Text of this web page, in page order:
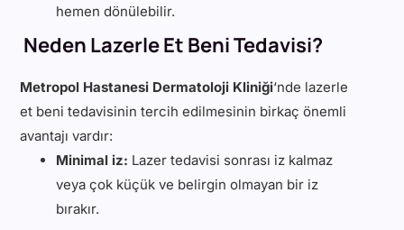
hemen dönülebilir.
Neden Lazerle Et Beni Tedavisi?
Metropol Hastanesi Dermatoloji Kliniği‘nde lazerle
et beni tedavisinin tercih edilmesinin birkaç önemli
avantajı vardır:
Minimal iz: Lazer tedavisi sonrası iz kalmaz
veya çok küçük ve belirgin olmayan bir iz
bırakır.